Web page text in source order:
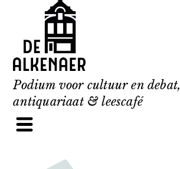
content
Podium voor cultuur en debat,
antiquariaat & leescafé